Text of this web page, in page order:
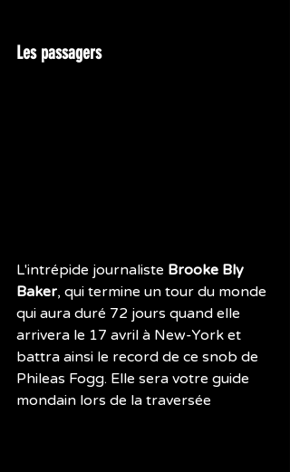
Les passagers
L'intrépide journaliste Brooke Bly
Baker, qui termine un tour du monde
qui aura duré 72 jours quand elle
arrivera le 17 avril à New-York et
battra ainsi le record de ce snob de
Phileas Fogg. Elle sera votre guide
mondain lors de la traversée